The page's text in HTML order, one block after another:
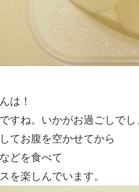
は！
すね。いかがお過ごしでし
てお腹を空かせてから
どを食べて
を楽しんでいます。